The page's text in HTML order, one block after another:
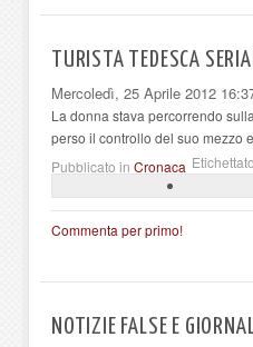
TURISTA TEDESCA
Mercoledì, 25 Aprile 2012
La donna stava percorrendo
perso il controllo del suo mezzo
Pubblicato in Cronaca
Commenta per primo!
NOTIZIE FALSE E